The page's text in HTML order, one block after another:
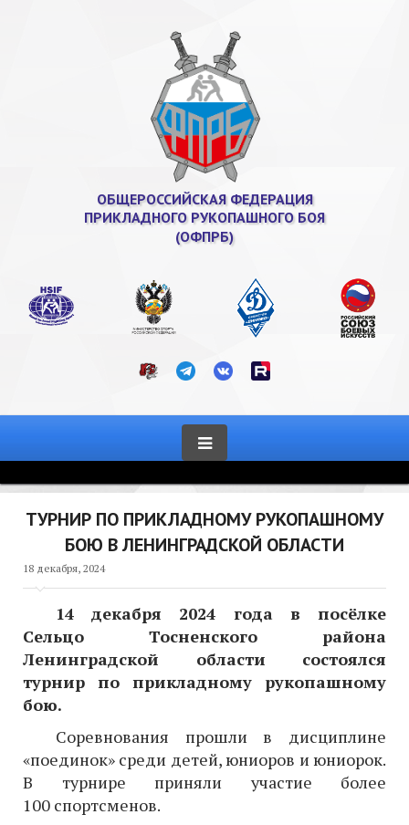
ОБЩЕРОССИЙСКАЯ ФЕДЕРАЦИЯ
ПРИКЛАДНОГО РУКОПАШНОГО БОЯ
(ОФПРБ)
ТУРНИР ПО ПРИКЛАДНОМУ РУКОПАШНОМУ
БОЮ В ЛЕНИНГРАДСКОЙ ОБЛАСТИ
18 декабря, 2024
14 декабря 2024 года в посёлке
Сельцо Тосненского района
Ленинградской области состоялся
турнир по прикладному рукопашному
бою.
Соревнования прошли в дисциплине
«поединок» среди детей, юниоров и юниорок.
В турнире приняли участие более
100 спортсменов.